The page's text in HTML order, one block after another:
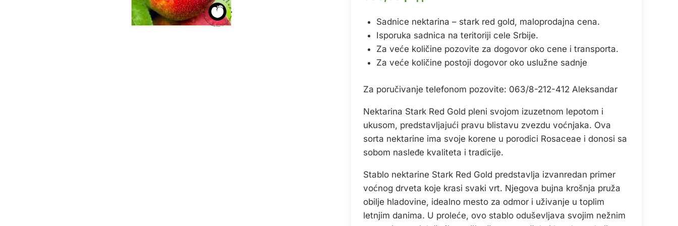
Sadnice nektarina – stark red gold, maloprodajna cena.
Isporuka sadnica na teritoriji cele Srbije.
Za veće količine pozovite za dogovor oko cene i transporta.
Za veće količine postoji dogovor oko uslužne sadnje
Za poručivanje telefonom pozovite: 063/8-212-412 Aleksandar
Nektarina Stark Red Gold pleni svojom izuzetnom lepotom i
ukusom, predstavljajući pravu blistavu zvezdu voćnjaka. Ova
sorta nektarine ima svoje korene u porodici Rosaceae i donosi sa
sobom nasleđe kvaliteta i tradicije.
Stablo nektarine Stark Red Gold predstavlja izvanredan primer
voćnog drveta koje krasi svaki vrt. Njegova bujna krošnja pruža
obilje hladovine, idealno mesto za odmor i uživanje u toplim
letnjim danima. U proleće, ovo stablo oduševljava svojim nežnim